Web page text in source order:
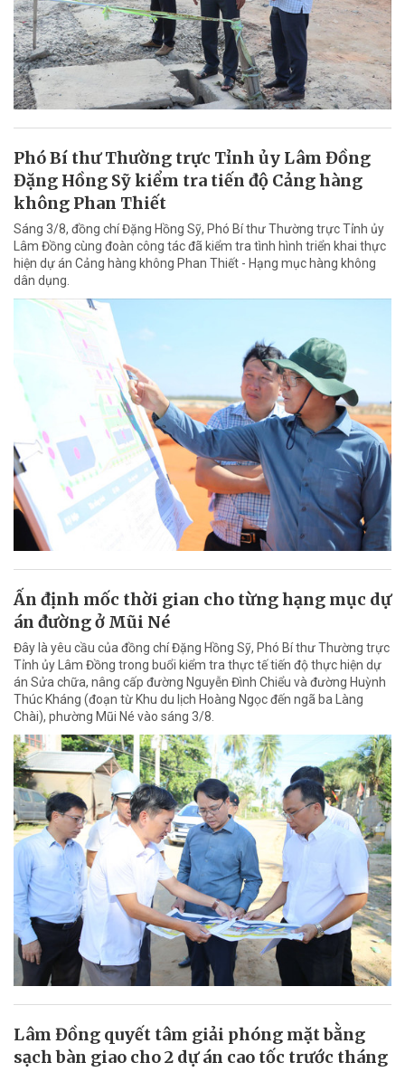
Phó Bí thư Thường trực Tỉnh ủy Lâm Đồng
Đặng Hồng Sỹ kiểm tra tiến độ Cảng hàng
không Phan Thiết
Sáng 3/8, đồng chí Đặng Hồng Sỹ, Phó Bí thư Thường trực Tỉnh ủy
Lâm Đồng cùng đoàn công tác đã kiểm tra tình hình triển khai thực
hiện dự án Cảng hàng không Phan Thiết - Hạng mục hàng không
dân dụng.
Ấn định mốc thời gian cho từng hạng mục dự
án đường ở Mũi Né
Đây là yêu cầu của đồng chí Đặng Hồng Sỹ, Phó Bí thư Thường trực
Tỉnh ủy Lâm Đồng trong buổi kiểm tra thực tế tiến độ thực hiện dự
án Sửa chữa, nâng cấp đường Nguyễn Đình Chiểu và đường Huỳnh
Thúc Kháng (đoạn từ Khu du lịch Hoàng Ngọc đến ngã ba Làng
Chài), phường Mũi Né vào sáng 3/8.
Lâm Đồng quyết tâm giải phóng mặt bằng
sạch bàn giao cho 2 dự án cao tốc trước tháng